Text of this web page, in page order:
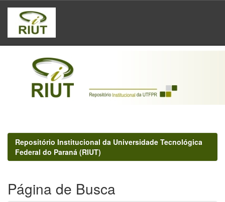
Skip
navigation
Repositório Institucional da Universidade Tecnológica
Federal do Paraná (RIUT)
Página de Busca